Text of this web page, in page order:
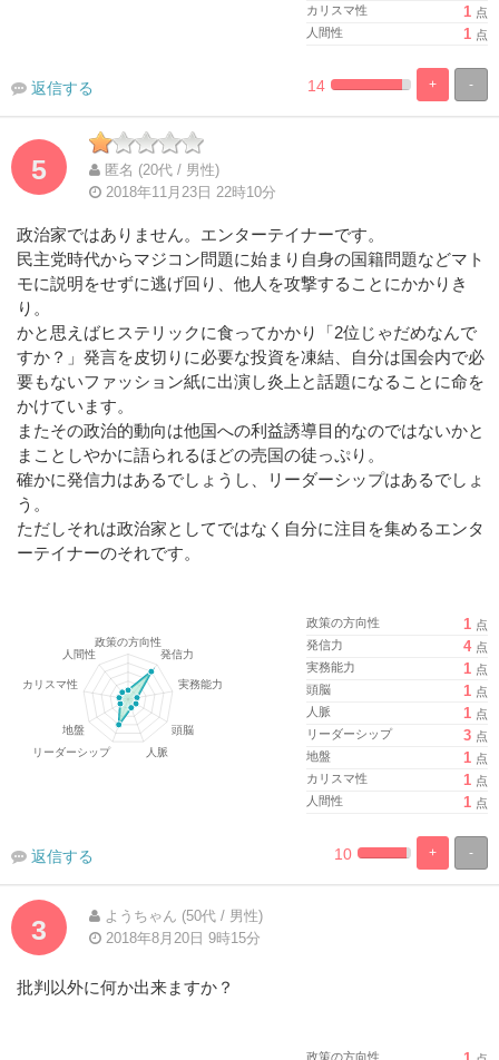
カリスマ性
1 点
人間性
1 点
-
+
%
100%
14
返信する
5
匿名 (20代 / 男性)
2018年11月23日 22時10分
政治家ではありません。エンターテイナーです。
民主党時代からマジコン問題に始まり自身の国籍問題などマト
モに説明をせずに逃げ回り、他人を攻撃することにかかりき
り。
かと思えばヒステリックに食ってかかり「2位じゃだめなんで
すか？」発言を皮切りに必要な投資を凍結、自分は国会内で必
要もないファッション紙に出演し炎上と話題になることに命を
かけています。
またその政治的動向は他国への利益誘導目的なのではないかと
まことしやかに語られるほどの売国の徒っぷり。
確かに発信力はあるでしょうし、リーダーシップはあるでしょ
う。
ただしそれは政治家としてではなく自分に注目を集めるエンタ
ーテイナーのそれです。
政策の方向性 1 点
発信力
4 点
実務能力
1 点
頭脳
1 点
人脈
1 点
リーダーシップ
3 点
地盤
1 点
カリスマ性
1 点
人間性
1 点
-
+
%
100%
10
返信する
3
ようちゃん (50代 / 男性)
2018年8月20日 9時15分
批判以外に何か出来ますか？
政策の方向性